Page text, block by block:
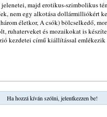
majd erotikus-szimbolikus
nem egy alkotása dollármilliókért
életkor, A csók) bölcselkedő,
ruhaterveket és mozaikokat is
kezdetei című kiállítással emlékezik
Ha hozzá kíván szólni, jelentkezzen be!